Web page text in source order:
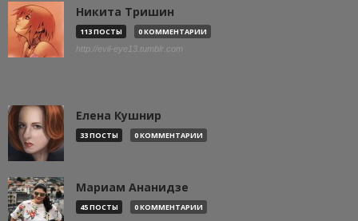
Никита Тришин
113 ПОСТЫ 0 КОММЕНТАРИИ
http://evil-eye13.tumblr.com
Елена Кушнир
33 ПОСТЫ 0 КОММЕНТАРИИ
Мариам Ананидзе
45 ПОСТЫ 0 КОММЕНТАРИИ